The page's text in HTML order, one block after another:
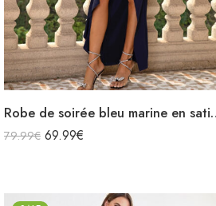
Robe de soirée bleu
79.99€ 69.99€